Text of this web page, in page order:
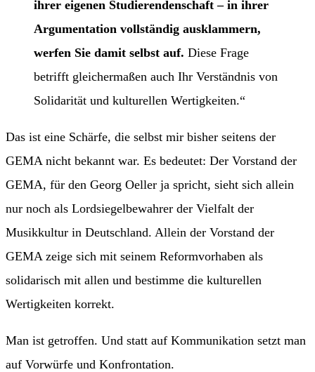
ihrer eigenen Studierendenschaft – in ihrer
Argumentation vollständig ausklammern,
werfen Sie damit selbst auf. Diese Frage
betrifft gleichermaßen auch Ihr Verständnis von
Solidarität und kulturellen Wertigkeiten.“
Das ist eine Schärfe, die selbst mir bisher seitens der
GEMA nicht bekannt war. Es bedeutet: Der Vorstand der
GEMA, für den Georg Oeller ja spricht, sieht sich allein
nur noch als Lordsiegelbewahrer der Vielfalt der
Musikkultur in Deutschland. Allein der Vorstand der
GEMA zeige sich mit seinem Reformvorhaben als
solidarisch mit allen und bestimme die kulturellen
Wertigkeiten korrekt.
Man ist getroffen. Und statt auf Kommunikation setzt man
auf Vorwürfe und Konfrontation.